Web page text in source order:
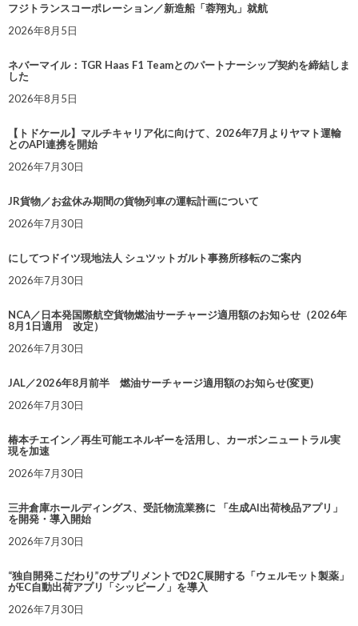
フジトランスコーポレーション／新造船「蓉翔丸」就航
2026年8月5日
ネバーマイル：TGR Haas F1 Teamとのパートナーシップ契約を締結しま
した
2026年8月5日
【トドケール】マルチキャリア化に向けて、2026年7月よりヤマト運輸
とのAPI連携を開始
2026年7月30日
JR貨物／お盆休み期間の貨物列車の運転計画について
2026年7月30日
にしてつドイツ現地法人 シュツットガルト事務所移転のご案内
2026年7月30日
NCA／日本発国際航空貨物燃油サーチャージ適用額のお知らせ（2026年
8月1日適用 改定）
2026年7月30日
JAL／2026年8月前半 燃油サーチャージ適用額のお知らせ(変更)
2026年7月30日
椿本チエイン／再生可能エネルギーを活用し、カーボンニュートラル実
現を加速
2026年7月30日
三井倉庫ホールディングス、受託物流業務に 「生成AI出荷検品アプリ」
を開発・導入開始
2026年7月30日
“独自開発こだわり”のサプリメントでD2C展開する「ウェルモット製薬」
がEC自動出荷アプリ「シッピーノ」を導入
2026年7月30日